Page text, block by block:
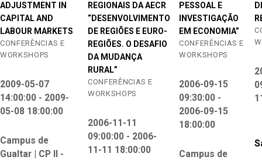
ADJUSTMENT IN
CAPITAL AND
LABOUR MARKETS
CONFERÊNCIAS E
WORKSHOPS
2009-05-07
14:00:00 - 2009-
05-08 18:00:00
Campus de
Gualtar | CP II -
REGIONAIS DA AECR
“DESENVOLVIMENTO
DE REGIÕES E EURO-
REGIÕES. O DESAFIO
DA MUDANÇA
RURAL”
CONFERÊNCIAS E
WORKSHOPS
2006-11-11
09:00:00 - 2006-
11-11 18:00:00
PESSOAL E
INVESTIGAÇÃO
EM ECONOMIA”
CONFERÊNCIAS E
WORKSHOPS
2006-09-15
09:30:00 -
2006-09-15
18:00:00
Campus de